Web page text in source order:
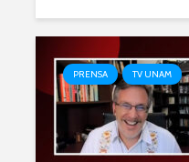
PRENSA TV UNAM